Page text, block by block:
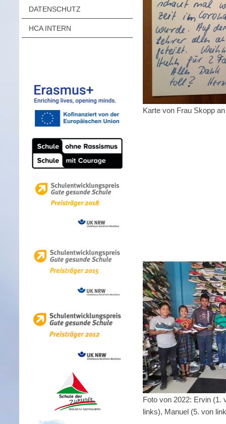
DATENSCHUTZ
HCA INTERN
Karte von Frau Skopp
Foto von 2022: Ervin (1.
links), Manuel (5. von